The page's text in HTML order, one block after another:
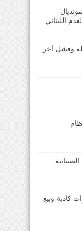
اللبناني
وفشل آخر
كاذبة وبيع